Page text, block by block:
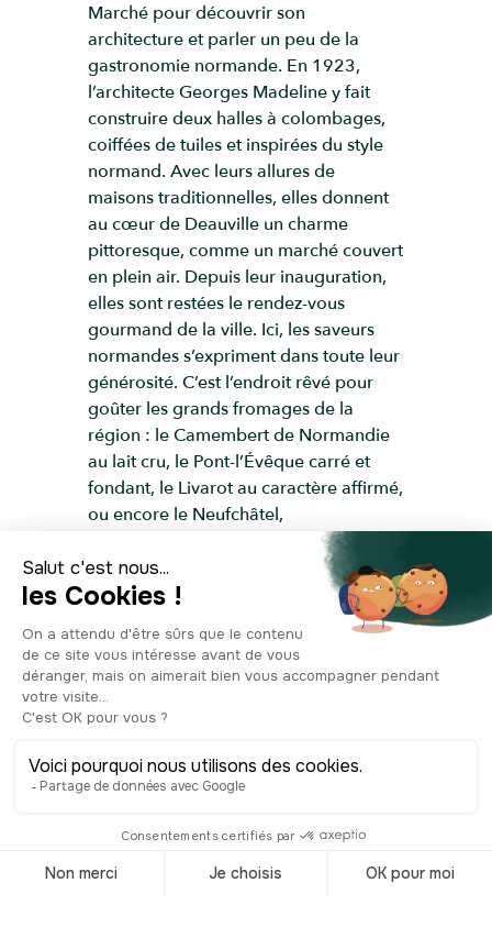
Marché pour découvrir son
architecture et parler un peu de la
gastronomie normande. En 1923,
l’architecte Georges Madeline y fait
construire deux halles à colombages,
coiffées de tuiles et inspirées du style
normand. Avec leurs allures de
maisons traditionnelles, elles donnent
au cœur de Deauville un charme
pittoresque, comme un marché couvert
en plein air. Depuis leur inauguration,
elles sont restées le rendez-vous
gourmand de la ville. Ici, les saveurs
normandes s’expriment dans toute leur
générosité. C’est l’endroit rêvé pour
goûter les grands fromages de la
région : le Camembert de Normandie
au lait cru, le Pont-l’Évêque carré et
fondant, le Livarot au caractère affirmé,
ou encore le Neufchâtel,
reconnaissable à sa forme de cœur. À
côté, beurre et crème d’Isigny brillent
comme des trésors laitiers connus dans
le monde entier. Et bien sûr, impossible
de passer à côté de la pomme, star de
la région. Cidre du Pays d’Auge, poiré
pétillant, pommeau et calvados en sont
les ambassadeurs. Pour les gourmands,
teurgoule, un riz au lait parfumé à la
généreuse, les caramels d’Isigny ou
À chaque saison, les étals offrent un